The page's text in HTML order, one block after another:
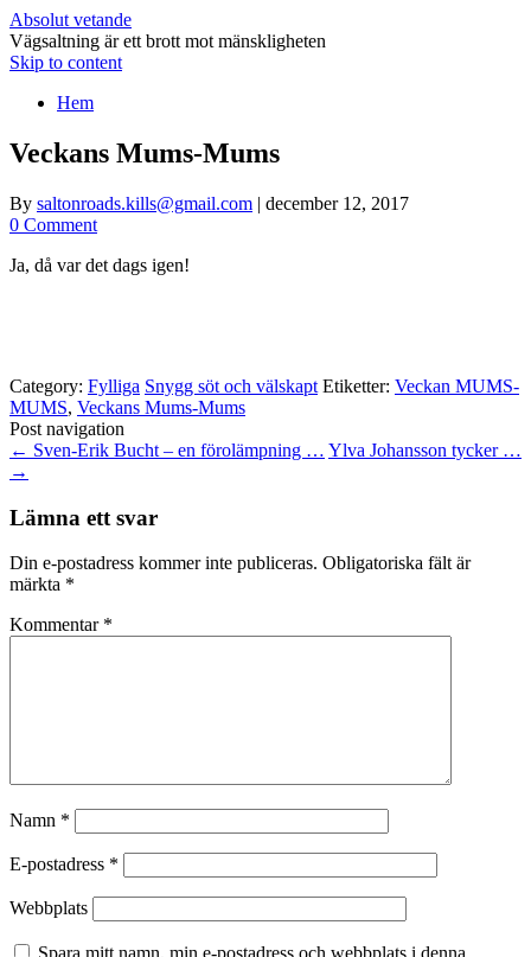
Absolut vetande
Vägsaltning är ett brott mot mänskligheten
Skip to content
Hem
Veckans Mums-Mums
By saltonroads.kills@gmail.com | december 12, 2017
0 Comment
Ja, då var det dags igen!
Category: Fylliga Snygg söt och välskapt Etiketter: Veckan MUMS-
MUMS, Veckans Mums-Mums
Post navigation
← Sven-Erik Bucht – en förolämpning … Ylva Johansson tycker …
→
Lämna ett svar
Din e-postadress kommer inte publiceras. Obligatoriska fält är
märkta *
Kommentar *
Namn *
E-postadress *
Webbplats